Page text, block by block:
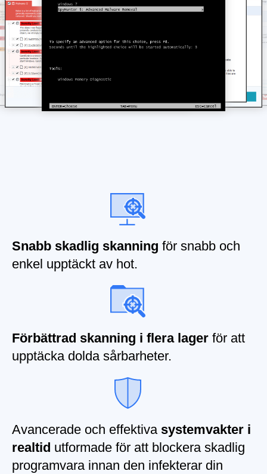
Snabb skadlig skanning för snabb och
enkel upptäckt av hot.
Förbättrad skanning i flera lager för att
upptäcka dolda sårbarheter.
Avancerade och effektiva systemvakter i
realtid utformade för att blockera skadlig
programvara innan den infekterar din